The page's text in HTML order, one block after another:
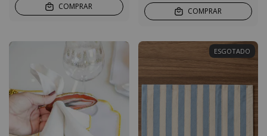
COMPRAR
COMPRAR
ESGOTADO